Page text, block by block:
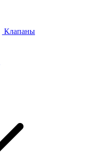
Клапаны